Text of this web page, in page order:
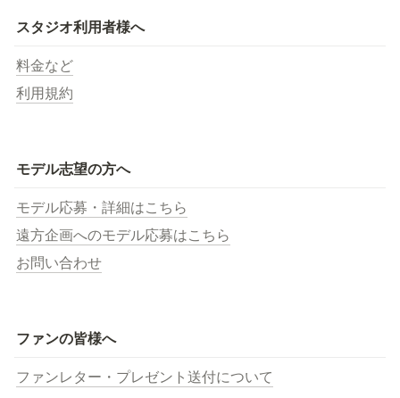
スタジオ利用者様へ
料金など
利用規約
モデル志望の方へ
モデル応募・詳細はこちら
遠方企画へのモデル応募はこちら
お問い合わせ
ファンの皆様へ
ファンレター・プレゼント送付について